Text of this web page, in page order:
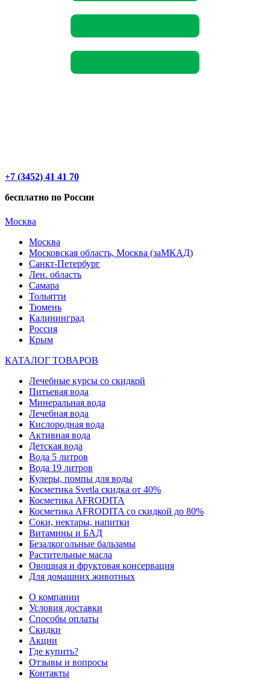
+7 (3452) 41 41 70
бесплатно по России
Москва
Москва
Московская область, Москва (заМКАД)
Санкт-Петербург
Лен. область
Самара
Тольятти
Тюмень
Калининград
Россия
Крым
КАТАЛОГ ТОВАРОВ
Лечебные курсы со скидкой
Питьевая вода
Минеральная вода
Лечебная вода
Кислородная вода
Активная вода
Детская вода
Вода 5 литров
Вода 19 литров
Кулеры, помпы для воды
Косметика Svetla скидка от 40%
Косметика AFRODITA
Косметика AFRODITA со скидкой до 80%
Соки, нектары, напитки
Витамины и БАД
Безалкогольные бальзамы
Растительные масла
Овощная и фруктовая консервация
Для домашних животных
О компании
Условия доставки
Способы оплаты
Скидки
Акции
Где купить?
Отзывы и вопросы
Контакты